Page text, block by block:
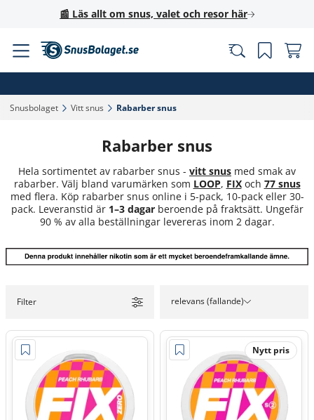
📰 Läs allt om snus, valet och resor här
Snusbolaget‎ Vitt snus‎ Rabarber snus‎
Rabarber snus
Hela sortimentet av rabarber snus - vitt snus med smak av
rabarber. Välj bland varumärken som LOOP, FIXoch 77 snus
med flera. Köp rabarber snus online i 5-pack, 10-pack eller 30-
pack. Leveranstid är 1–3 dagarberoende på fraktsätt. Ungefär
90 % av alla beställningar levereras inom 2 dagar.
Filter relevans (fallande)
Nytt pris